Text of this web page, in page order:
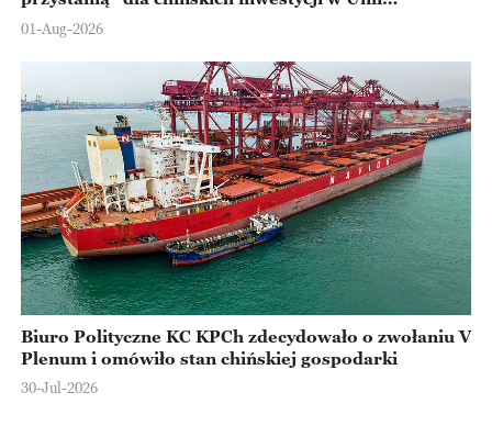
Europejskiej
01-Aug-2026
Biuro Polityczne KC KPCh zdecydowało o zwołaniu V
Plenum i omówiło stan chińskiej gospodarki
30-Jul-2026